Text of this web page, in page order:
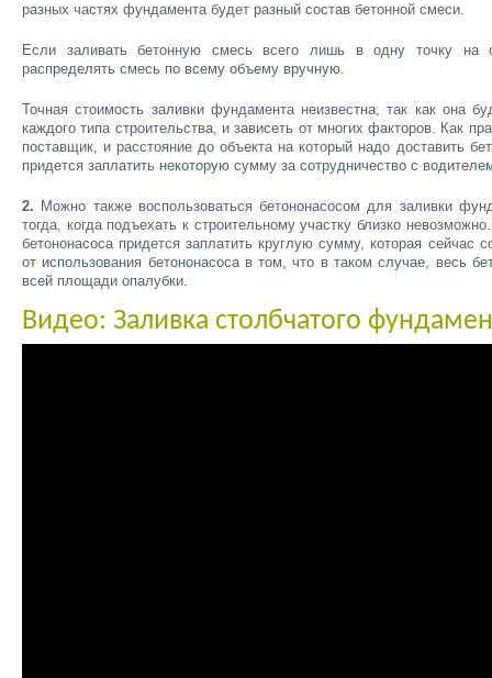
разных частях фундамента будет разный состав бетонной смеси.
Если заливать бетонную смесь всего лишь в одну точку на
распределять смесь по всему объему вручную.
Точная стоимость заливки фундамента неизвестна, так как она
каждого типа строительства, и зависеть от многих факторов. Как
поставщик, и расстояние до объекта на который надо доставить
придется заплатить некоторую сумму за сотрудничество с
2. Можно также воспользоваться бетононасосом для заливки
тогда, когда подъехать к строительному участку близко
бетононасоса придется заплатить круглую сумму, которая сейчас
от использования бетононасоса в том, что в таком случае, весь
всей площади опалубки.
Видео: Заливка столбчатого